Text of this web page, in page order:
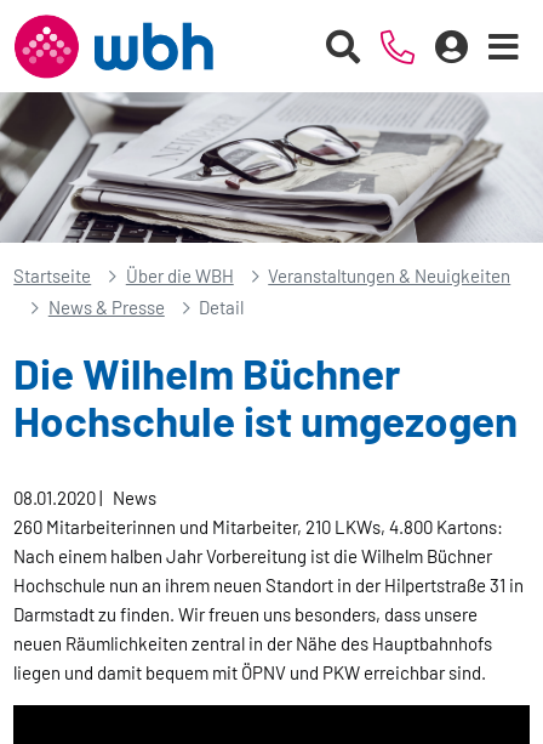
Startseite Über die WBH
Veranstaltungen & Neuigkeiten
News & Presse
Detail
Die Wilhelm Büchner
Hochschule ist umgezogen
08.01.2020| News
260 Mitarbeiterinnen und Mitarbeiter, 210 LKWs, 4.800 Kartons:
Nach einem halben Jahr Vorbereitung ist die Wilhelm Büchner
Hochschule nun an ihrem neuen Standort in der Hilpertstraße 31 in
Darmstadt zu finden. Wir freuen uns besonders, dass unsere
neuen Räumlichkeiten zentral in der Nähe des Hauptbahnhofs
liegen und damit bequem mit ÖPNV und PKW erreichbar sind.